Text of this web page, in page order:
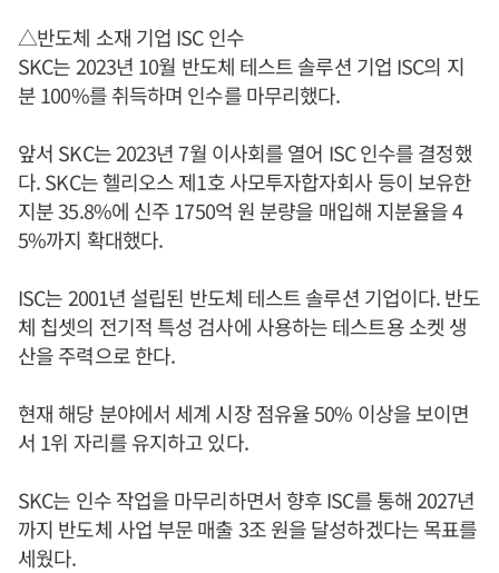
△반도체 소재 기업 ISC 인수
SKC는 2023년 10월 반도체 테스트 솔루션 기업 ISC의 지
분 100%를 취득하며 인수를 마무리했다.
앞서 SKC는 2023년 7월 이사회를 열어 ISC 인수를 결정했
다. SKC는 헬리오스 제1호 사모투자합자회사 등이 보유한
지분 35.8%에 신주 1750억 원 분량을 매입해 지분율을 4
5%까지 확대했다.
ISC는 2001년 설립된 반도체 테스트 솔루션 기업이다. 반도
체 칩셋의 전기적 특성 검사에 사용하는 테스트용 소켓 생
산을 주력으로 한다.
현재 해당 분야에서 세계 시장 점유율 50% 이상을 보이면
서 1위 자리를 유지하고 있다.
SKC는 인수 작업을 마무리하면서 향후 ISC를 통해 2027년
까지 반도체 사업 부문 매출 3조 원을 달성하겠다는 목표를
세웠다.